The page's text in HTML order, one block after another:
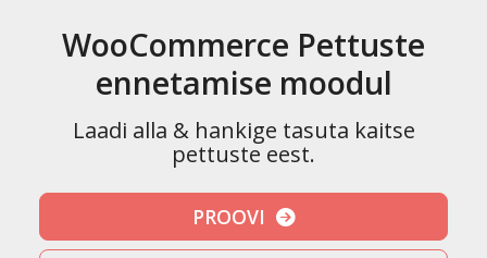
WooCommerce Pettuste
ennetamise moodul
Laadi alla & hankige tasuta kaitse
pettuste eest.
PROOVI